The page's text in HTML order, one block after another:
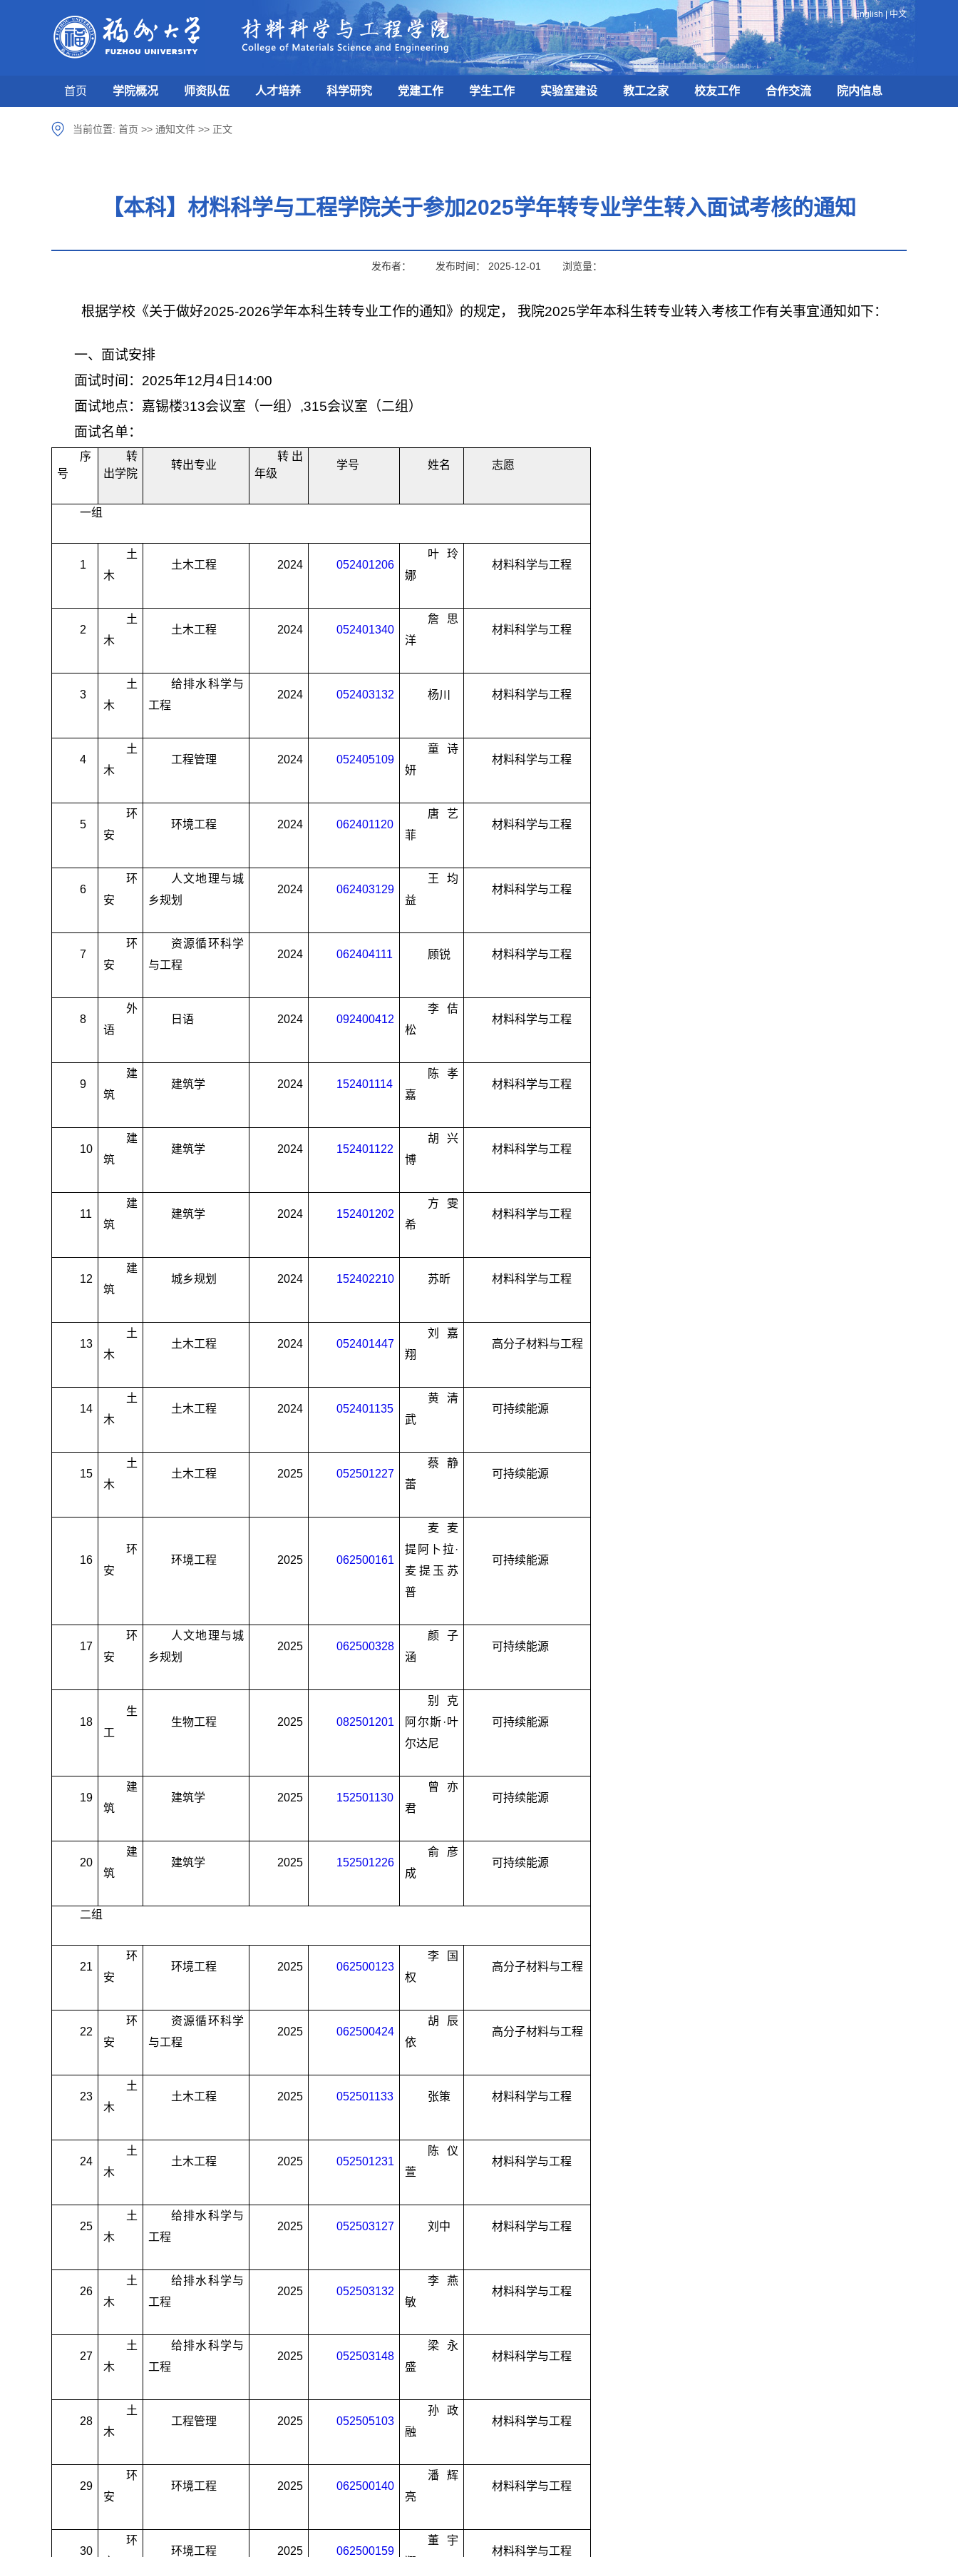
English|中文
首页 学院概况 师资队伍 人才培养 科学研究 党建工作 学生工作 实验室建设 教工之家 校友工作 合作交流 院内信息
当前位置: 首页 >> 通知文件 >> 正文
【本科】材料科学与工程学院关于参加2025学年转专业学生转入面试考核的通知
发布者： 发布时间： 2025-12-01 浏览量：
根据学校《关于做好2025-2026学年本科生转专业工作的通知》的规定， 我院2025学年本科生转专业转入考核工作有关事宜通知如下：
一、面试安排
面试时间： 2025年12月4 日 14:00
面试地点： 嘉锡楼313会议室 （一组 ） ,315会议室（二组）
面试名单：
序
号
转
出学院
转出专业
转出
年级
学号 姓名 志愿
一组
1
土
木
土木工程 2024 052401206
叶玲
娜
材料科学与工程
2
土
木
土木工程 2024 052401340
詹思
洋
材料科学与工程
3
土
木
给排水科学与
工程
2024 052403132 杨川 材料科学与工程
4
土
木
工程管理 2024 052405109
童诗
妍
材料科学与工程
5
环
安
环境工程 2024 062401120
唐艺
菲
材料科学与工程
6
环
安
人文地理与城
乡规划
2024 062403129
王均
益
材料科学与工程
7
环
安
资源循环科学
与工程
2024 062404111 顾锐 材料科学与工程
8
外
语
日语 2024 092400412
李佶
松
材料科学与工程
9
建
筑
建筑学 2024 152401114
陈孝
嘉
材料科学与工程
10
建
筑
建筑学 2024 152401122
胡兴
博
材料科学与工程
11
建
筑
建筑学 2024 152401202
方雯
希
材料科学与工程
12
建
筑
城乡规划 2024 152402210 苏昕 材料科学与工程
13
土
木
土木工程 2024 052401447
刘嘉
翔
高分子材料与工程
14
土
木
土木工程 2024 052401135
黄清
武
可持续能源
15
土
木
土木工程 2025 052501227
蔡静
蕾
可持续能源
16
环
安
环境工程 2025 062500161
麦麦
提阿卜拉·
麦提玉苏
普
可持续能源
17
环
安
人文地理与城
乡规划
2025 062500328
颜子
涵
可持续能源
18
生
工
生物工程 2025 082501201
别克
阿尔斯·叶
尔达尼
可持续能源
19
建
筑
建筑学 2025 152501130
曾亦
君
可持续能源
20
建
筑
建筑学 2025 152501226
俞彦
成
可持续能源
二组
21
环
安
环境工程 2025 062500123
李国
权
高分子材料与工程
22
环
安
资源循环科学
与工程
2025 062500424
胡辰
依
高分子材料与工程
23
土
木
土木工程 2025 052501133 张策 材料科学与工程
24
土
木
土木工程 2025 052501231
陈仪
萱
材料科学与工程
25
土
木
给排水科学与
工程
2025 052503127 刘中 材料科学与工程
26
土
木
给排水科学与
工程
2025 052503132
李燕
敏
材料科学与工程
27
土
木
给排水科学与
工程
2025 052503148
梁永
盛
材料科学与工程
28
土
木
工程管理 2025 052505103
孙政
融
材料科学与工程
29
环
安
环境工程 2025 062500140
潘辉
亮
材料科学与工程
30
环
环境工程 2025 062500159
董宇
材料科学与工程